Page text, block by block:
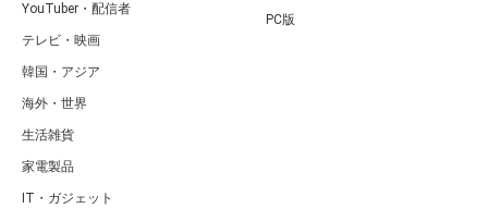
YouTuber・配信者
テレビ・映画
韓国・アジア
海外・世界
生活雑貨
家電製品
IT・ガジェット
PC版